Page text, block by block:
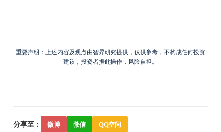
重要声明：上述内容及观点由智昇研究提供，仅供参考，不构成任何投资
建议，投资者据此操作，风险自担。
分享至： 微博 微信 QQ空间